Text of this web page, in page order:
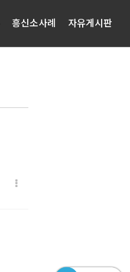
흥신소사례 자유게시판